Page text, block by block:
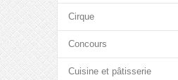
Cirque
Concours
Cuisine et pâtisserie